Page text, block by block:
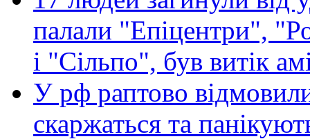
палали "Епіцентри",
і "Сільпо", був витік
У рф раптово
скаржаться та